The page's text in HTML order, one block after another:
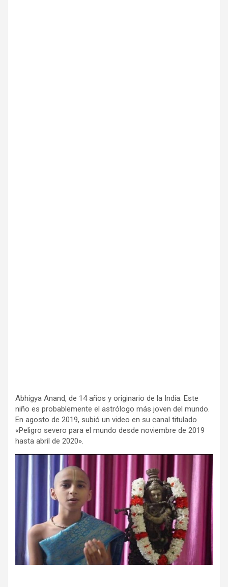
Abhigya Anand, de 14 años y originario de la India. Este
niño es probablemente el astrólogo más joven del mundo.
En agosto de 2019, subió un video en su canal titulado
«Peligro severo para el mundo desde noviembre de 2019
hasta abril de 2020».